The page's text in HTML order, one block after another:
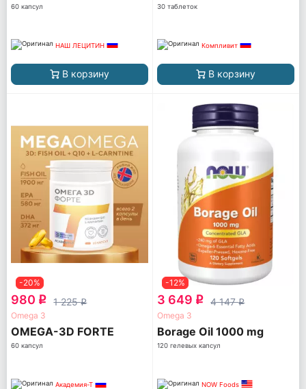
60 капсул
НАШ ЛЕЦИТИН
В корзину
30 таблеток
Компливит
В корзину
-20%
980 q 1 225q
Omega 3
OMEGA-3D FORTE
60 капсул
Академия-Т
-12%
3 649 q 4 147q
Omega 3
Borage Oil 1000 mg
120 гелевых капсул
NOW Foods